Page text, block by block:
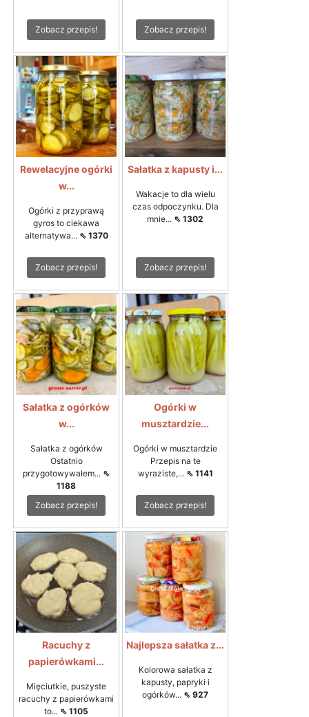
Zobacz przepis! Zobacz przepis!
Rewelacyjne ogórki
w...
Ogórki z przyprawą
gyros to ciekawa
alternatywa... ⇖ 1370
Zobacz przepis!
Sałatka z kapusty i...
Wakacje to dla wielu
czas odpoczynku. Dla
mnie... ⇖ 1302
Zobacz przepis!
Sałatka z ogórków
w...
Sałatka z ogórków
Ostatnio
przygotowywałem... ⇖
1188
Zobacz przepis!
Ogórki w
musztardzie...
Ogórki w musztardzie
Przepis na te
wyraziste,... ⇖ 1141
Zobacz przepis!
Racuchy z
papierówkami...
Mięciutkie, puszyste
racuchy z papierówkami
to... ⇖ 1105
Najlepsza sałatka z...
Kolorowa sałatka z
kapusty, papryki i
ogórków... ⇖ 927